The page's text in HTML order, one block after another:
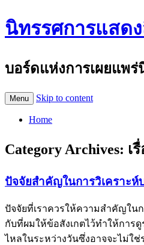
นิทรรศการแสด
บอร์ดแห่งการเผยแพ
Menu Skip to content
Home
Category Archives: เ
ปัจจัยสำคัญในการวิเคราะห์
ปัจจัยที่เราควรให้ความสำคัญใน
กับที่ผมให้ข้อสังเกตไว้ทำให้การ
ไหลในระหว่างวันซึ่งอาจจะไม่ใ